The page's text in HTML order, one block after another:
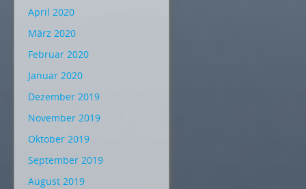
April 2020
März 2020
Februar 2020
Januar 2020
Dezember 2019
November 2019
Oktober 2019
September 2019
August 2019